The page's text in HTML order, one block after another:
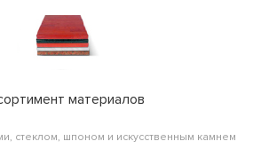
материалов
стеклом, шпоном и искусственным камнем